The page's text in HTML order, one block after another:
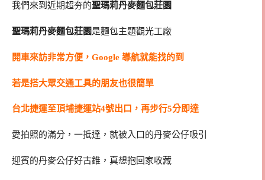
我們來到近期超夯的聖瑪莉丹麥麵包莊園
聖瑪莉丹麥麵包莊園是麵包主題觀光工廠
開車來訪非常方便，Google 導航就能找的到
若是搭大眾交通工具的朋友也很簡單
台北捷運至頂埔捷運站4號出口，再步行5分即達
愛拍照的滿分，一抵達，就被入口的丹麥公仔吸引
迎賓的丹麥公仔好古錐，真想抱回家收藏